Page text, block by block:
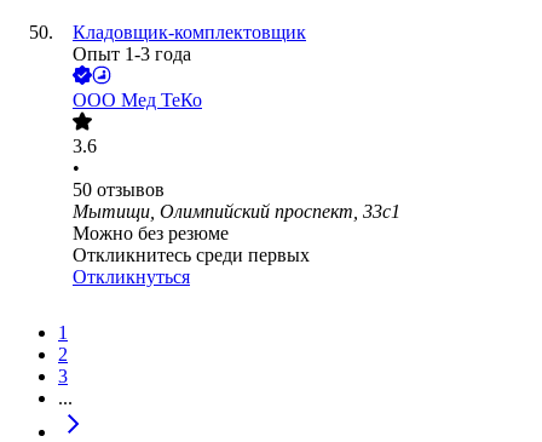
Кладовщик-комплектовщик
Опыт 1-3 года
ООО Мед ТеКо
3.6
•
50 отзывов
Мытищи, Олимпийский проспект, 33с1
Можно без резюме
Откликнитесь среди первых
Откликнуться
1
2
3
...